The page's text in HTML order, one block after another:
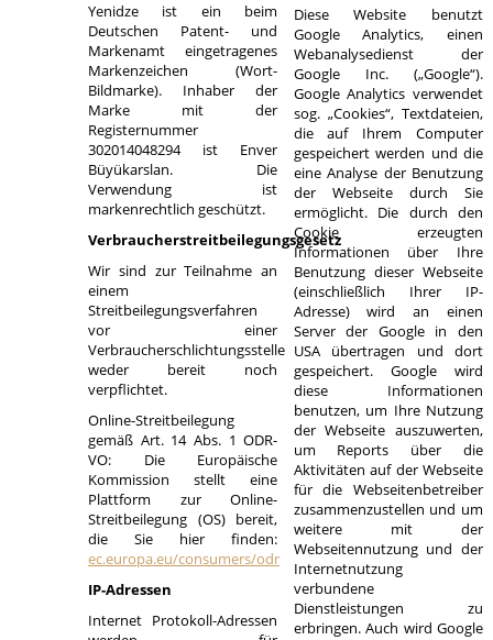
Yenidze ist ein beim
Deutschen Patent- und
Markenamt eingetragenes
Markenzeichen (Wort-
Bildmarke). Inhaber der
Marke mit der
Registernummer
302014048294 ist Enver
Büyükarslan. Die
Verwendung ist
markenrechtlich geschützt.
Verbraucherstreitbeilegungsgesetz
Wir sind zur Teilnahme an
einem
Streitbeilegungsverfahren
vor einer
Verbraucherschlichtungsstelle
weder bereit noch
verpflichtet.
Online-Streitbeilegung
gemäß Art. 14 Abs. 1 ODR-
VO: Die Europäische
Kommission stellt eine
Plattform zur Online-
Streitbeilegung (OS) bereit,
die Sie hier finden:
ec.europa.eu/consumers/odr
IP-Adressen
Internet Protokoll-Adressen
Diese Website benutzt
Google Analytics, einen
Webanalysedienst der
Google Inc. („Google“).
Google Analytics verwendet
sog. „Cookies“, Textdateien,
die auf Ihrem Computer
gespeichert werden und die
eine Analyse der Benutzung
der Webseite durch Sie
ermöglicht. Die durch den
Cookie erzeugten
Informationen über Ihre
Benutzung dieser Webseite
(einschließlich Ihrer IP-
Adresse) wird an einen
Server der Google in den
USA übertragen und dort
gespeichert. Google wird
diese Informationen
benutzen, um Ihre Nutzung
der Webseite auszuwerten,
um Reports über die
Aktivitäten auf der Webseite
für die Webseitenbetreiber
zusammenzustellen und um
weitere mit der
Webseitennutzung und der
Internetnutzung
verbundene
Dienstleistungen zu
erbringen. Auch wird Google